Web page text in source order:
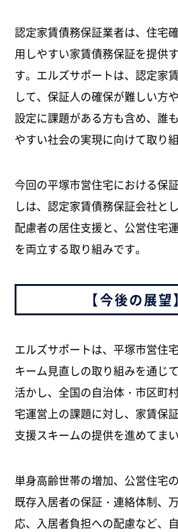
認定家賃債務保証業者は、住宅
用しやすい家賃債務保証を提供
す。エルズサポートは、認定家
して、保証人の確保が難しい方
設定に課題がある方も含め、誰
やすい社会の実現に向けて取り
今回の平塚市営住宅における保
しは、認定家賃債務保証会社と
配慮者の居住支援と、公営住宅
を両立する取り組みです。
【今後の展望
エルズサポートは、平塚市営住
キーム見直しの取り組みを通じ
活かし、全国の自治体・市区町
宅運営上の課題に対し、家賃保
支援スキームの提供を進めてまい
単身高齢世帯の増加、公営住宅
既存入居者の保証・連絡体制、
応、入居者負担への配慮など、